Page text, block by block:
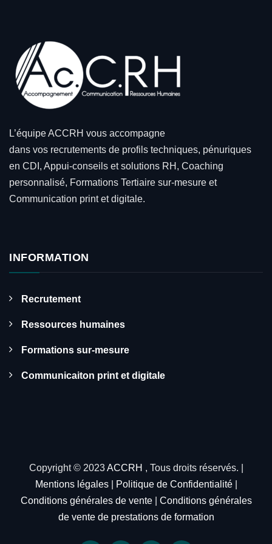
L’équipe ACCRH vous accompagne
dans vos recrutements de profils techniques, pénuriques
en CDI, Appui-conseils et solutions RH, Coaching
personnalisé, Formations Tertiaire sur-mesure et
Communication print et digitale.
INFORMATION
Recrutement
Ressources humaines
Formations sur-mesure
Communicaiton print et digitale
Copyright © 2023ACCRH , Tous droits réservés. |
Mentions légales| Politique de Confidentialité|
Conditions générales de vente| Conditions générales
de vente de prestations de formation